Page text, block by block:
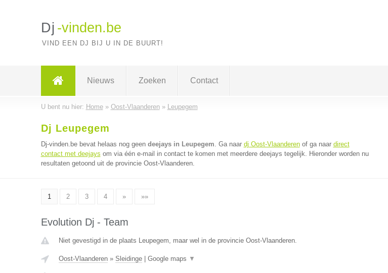
Dj -vinden.be
VIND EEN DJ BIJ U IN DE BUURT!
Nieuws Zoeken Contact
U bent nu hier: Home» Oost-Vlaanderen» Leupegem
Dj Leupegem
Dj-vinden.be bevat helaas nog geen deejays in Leupegem. Ga naar dj Oost-Vlaanderenof ga naar direct
contact met deejays om via één e-mail in contact te komen met meerdere deejays tegelijk. Hieronder worden nu
resultaten getoond uit de provincie Oost-Vlaanderen.
1 2 3 4 » »»
Evolution Dj - Team
Niet gevestigd in de plaats Leupegem, maar wel in de provincie Oost-Vlaanderen.
Oost-Vlaanderen» Sleidinge| Google maps ▼